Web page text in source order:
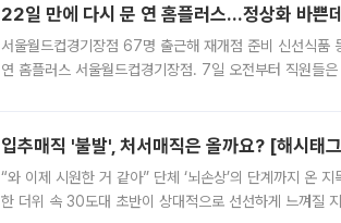
22일 만에 다시 문 연 홈플러스…정상화 바쁜
서울월드컵경기장점 67명 출근해 재개점 준비 신선식
연 홈플러스 서울월드컵경기장점. 7일 오전부터 직원들
입추매직 '불발', 처서매직은 올까요? [해시태
“와 이제 시원한 거 같아” 단체 ‘뇌손상’의 단계까지 온
한 더위 속 30도대 초반이 상대적으로 선선하게 느껴질